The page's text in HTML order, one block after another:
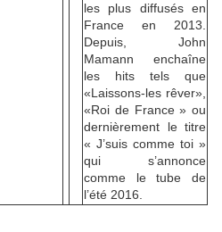
les plus diffusés en
France en 2013.
Depuis, John
Mamann enchaîne
les hits tels que
«Laissons-les rêver»,
«Roi de France » ou
dernièrement le titre
« J’suis comme toi »
qui s’annonce
comme le tube de
l’été 2016.